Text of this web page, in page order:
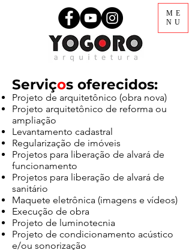
ME
NU
Projeto de arquitetônico (obra nova)
Projeto arquitetônico de reforma ou
ampliação
Levantamento cadastral
Regularização de imóveis
Projetos para liberação de alvará de
funcionamento
Projetos para liberação de alvará de
sanitário
Maquete eletrônica (imagens e vídeos)
Execução de obra
Projeto de luminotecnia
Projeto de condicionamento acústico
e/ou sonorização
Serviços oferecidos: